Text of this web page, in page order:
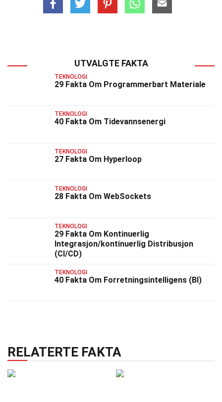
UTVALGTE FAKTA
TEKNOLOGI
29 Fakta Om Programmerbart Materiale
TEKNOLOGI
40 Fakta Om Tidevannsenergi
TEKNOLOGI
27 Fakta Om Hyperloop
TEKNOLOGI
28 Fakta Om WebSockets
TEKNOLOGI
29 Fakta Om Kontinuerlig
Integrasjon/kontinuerlig Distribusjon
(CI/CD)
TEKNOLOGI
40 Fakta Om Forretningsintelligens (BI)
RELATERTE FAKTA